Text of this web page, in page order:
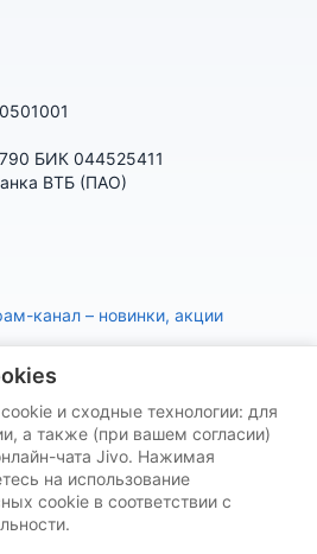
БИК 044525411
ВТБ (ПАО)
канал – новинки, акции
подбор
приобрести на маркетплейсах
и сходные технологии: для
а также (при вашем согласии)
чата Jivo. Нажимая
на использование
cookie в соответствии с